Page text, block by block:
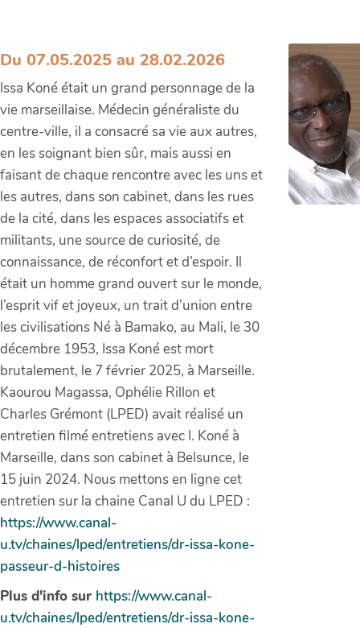
Du 07.05.2025 au 28.02.2026
Issa Koné était un grand personnage de la
vie marseillaise. Médecin généraliste du
centre-ville, il a consacré sa vie aux autres,
en les soignant bien sûr, mais aussi en
faisant de chaque rencontre avec les uns et
les autres, dans son cabinet, dans les rues
de la cité, dans les espaces associatifs et
militants, une source de curiosité, de
connaissance, de réconfort et d’espoir. Il
était un homme grand ouvert sur le monde,
l’esprit vif et joyeux, un trait d’union entre
les civilisations Né à Bamako, au Mali, le 30
décembre 1953, Issa Koné est mort
brutalement, le 7 février 2025, à Marseille.
Kaourou Magassa, Ophélie Rillon et
Charles Grémont (LPED) avait réalisé un
entretien filmé entretiens avec I. Koné à
Marseille, dans son cabinet à Belsunce, le
15 juin 2024. Nous mettons en ligne cet
entretien sur la chaine Canal U du LPED :
https://www.canal-
u.tv/chaines/lped/entretiens/dr-issa-kone-
passeur-d-histoires
Plus d'info sur https://www.canal-
u.tv/chaines/lped/entretiens/dr-issa-kone-